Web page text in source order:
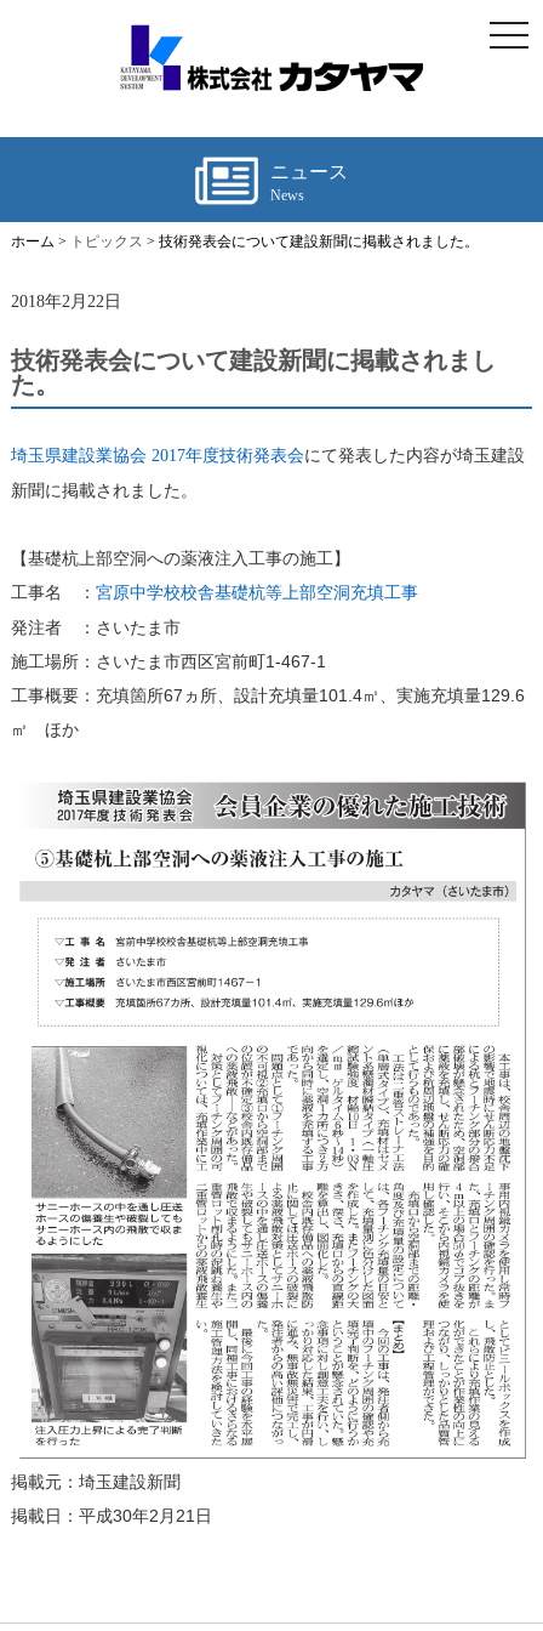
ニュース
News
ホーム > トピックス > 技術発表会について建設新聞に掲載されました。
2018年2月22日
技術発表会について建設新聞に掲載されまし
た。
埼玉県建設業協会 2017年度技術発表会にて発表した内容が埼玉建設
新聞に掲載されました。
【基礎杭上部空洞への薬液注入工事の施工】
工事名 ： 宮原中学校校舎基礎杭等上部空洞充填工事
発注者 ：さいたま市
施工場所：さいたま市西区宮前町1-467-1
工事概要：充填箇所67ヵ所、設計充填量101.4㎥、実施充填量129.6
㎥ ほか
掲載元：埼玉建設新聞
掲載日：平成30年2月21日